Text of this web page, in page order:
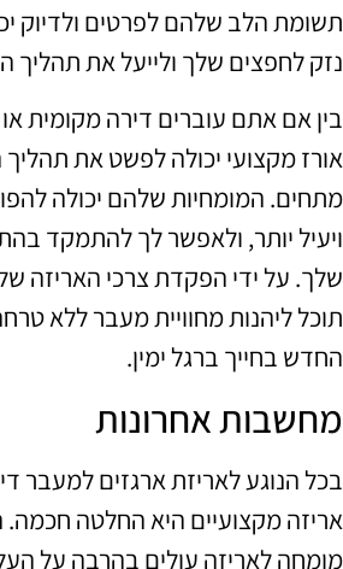
תשומת הלב שלהם לפרטים ולדיוק
נזק לחפצים שלך ולייעל את תהליך
בין אם אתם עוברים דירה מקומית
אורז מקצועי יכולה לפשט את תהליך
מתחים. המומחיות שלהם יכולה
ויעיל יותר, ולאפשר לך להתמקד
שלך. על ידי הפקדת צרכי האריזה
תוכל ליהנות מחוויית מעבר ללא
החדש בחייך ברגל ימין.
מחשבות אחרונות
בכל הנוגע לאריזת ארגזים למעבר
אריזה מקצועיים היא החלטה
מומחה לאריזה עולים בהרבה על